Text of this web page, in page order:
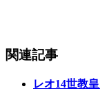
関連記事
レオ14世教